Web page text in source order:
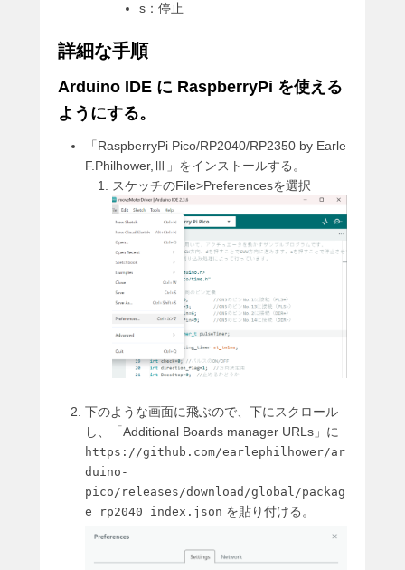
s：停止
詳細な手順
Arduino IDE に RaspberryPi を使える
ようにする。
「RaspberryPi Pico/RP2040/RP2350 by Earle
F.Philhower,Ⅲ」をインストールする。
スケッチのFile>Preferencesを選択
下のような画面に飛ぶので、下にスクロール
し、「Additional Boards manager URLs」に
https://github.com/earlephilhower/ar
duino-
pico/releases/download/global/packag
e_rp2040_index.json を貼り付ける。